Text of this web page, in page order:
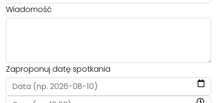
Wiadomość
Zaproponuj datę spotkania